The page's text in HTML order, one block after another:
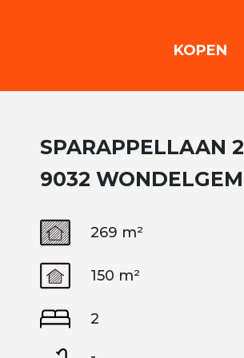
KOPEN
SPARAPPELLAAN 2
9032 WONDELGEM
269 m²
150 m²
2